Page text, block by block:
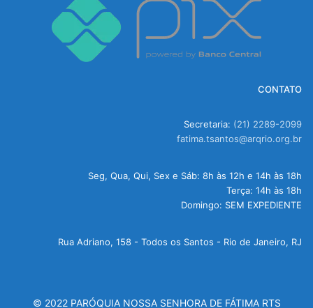
CONTATO
Secretaria: (21) 2289-2099
fatima.tsantos@arqrio.org.br
Seg, Qua, Qui, Sex e Sáb: 8h às 12h e 14h às 18h
Terça: 14h às 18h
Domingo: SEM EXPEDIENTE
Rua Adriano, 158 - Todos os Santos - Rio de Janeiro, RJ
© 2022 PARÓQUIA NOSSA SENHORA DE FÁTIMA RTS